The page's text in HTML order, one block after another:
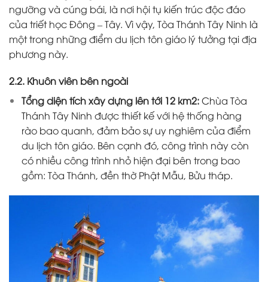
ngưỡng và cúng bái, là nơi hội tụ kiến trúc độc đáo
của triết học Đông – Tây. Vì vậy, Tòa Thánh Tây Ninh là
một trong những điểm du lịch tôn giáo lý tưởng tại địa
phương này.
2.2. Khuôn viên bên ngoài
Tổng diện tích xây dựng lên tới 12 km2:Chùa Tòa
Thánh Tây Ninh được thiết kế với hệ thống hàng
rào bao quanh, đảm bảo sự uy nghiêm của điểm
du lịch tôn giáo. Bên cạnh đó, công trình này còn
có nhiều công trình nhỏ hiện đại bên trong bao
gồm: Tòa Thánh, đền thờ Phật Mẫu, Bửu tháp.